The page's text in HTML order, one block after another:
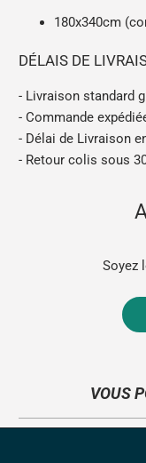
180x340cm
DÉLAIS DE
- Livraison standard
- Commande
- Délai de Livraison
- Retour colis sous
Soyez
VOUS